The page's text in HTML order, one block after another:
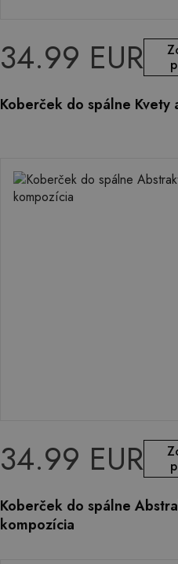
34.99 EUR
Koberček do spálne Kvety
34.99 EUR
Koberček do spálne
kompozícia